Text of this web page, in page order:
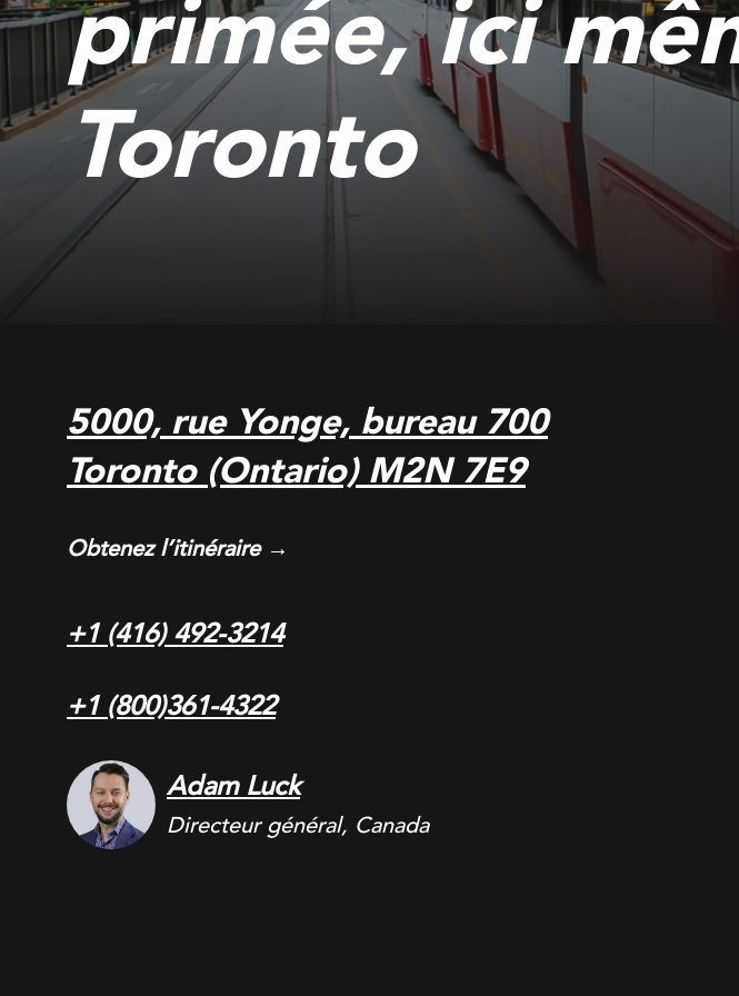
primée, ici
Toronto
5000, rue Yonge, bureau 700
Toronto (Ontario) M2N 7E9
Obtenez l’itinéraire →
+1 (416) 492-3214
+1 (800)361-4322
Adam Luck
Directeur général, Canada